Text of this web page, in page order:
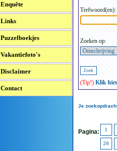
Enquête
Links
Puzzelboekjes
Vakantiefoto's
Disclaimer
Contact
Trefwoord(en):
Zoeken op:
(Tip!) Klik hier
Je
Pagina: 1
26